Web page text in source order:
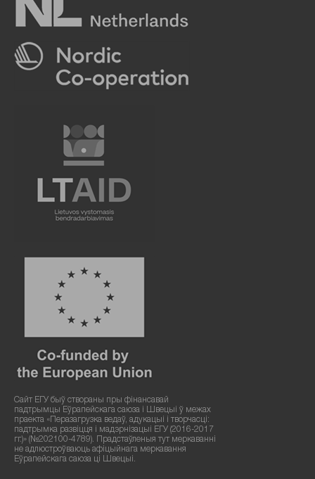
Сайт ЕГУ быў створаны пры фінансавай
падтрымцы Еўрапейскага саюза і Швецыі ў межах
праекта «Перазагрузка ведаў, адукацыі і творчасці:
падтрымка развіцця і мадэрнізацыі ЕГУ (2016-2017
гг.)» (№202100-4789). Прадстаўленыя тут меркаванні
не адлюстроўваюць афіцыйнага меркавання
Еўрапейскага саюза ці Швецыі.